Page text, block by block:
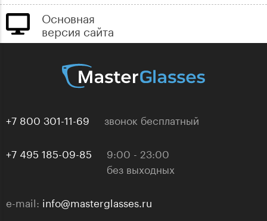
Основная
версия сайта
+7 800 301-11-69 звонок бесплатный
+7 495 185-09-85
9:00 - 23:00
без выходных
e-mail: info@masterglasses.ru